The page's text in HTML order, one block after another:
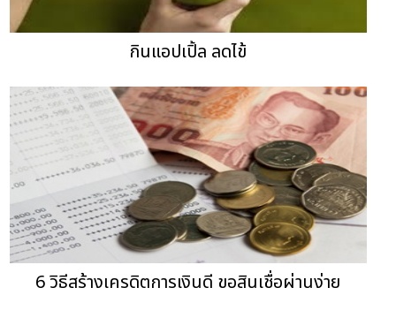
กินแอปเปิ้ล ลดไข้
6 วิธีสร้างเครดิตการเงินดี ขอสินเชื่อผ่านง่าย